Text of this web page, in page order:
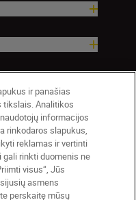
ir panašias
tikslais. Analitikos
informacijos
rinkodaros slapukus,
reklamas ir vertinti
rinkti duomenis ne
visus“, Jūs
asmens
perskaitę mūsų